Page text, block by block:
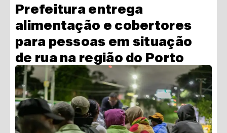
Prefeitura entrega
alimentação e cobertores
para pessoas em situação
de rua na região do Porto